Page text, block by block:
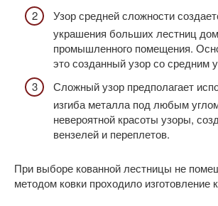
Узор средней сложности
украшения больших лестниц
промышленного помещения.
это созданный узор со средним
Сложный узор предполагает
изгиба металла под любым
невероятной красоты узоры,
вензелей и переплетов.
При выборе кованной лестницы не
методом ковки проходило изготовление